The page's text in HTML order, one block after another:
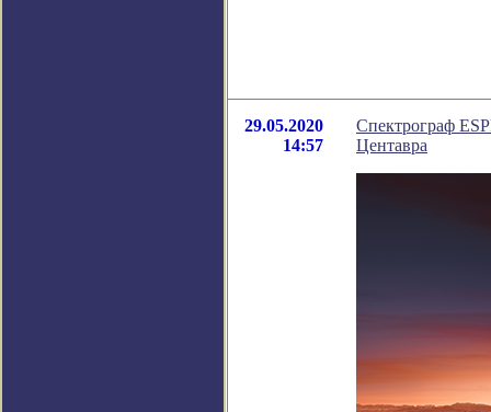
29.05.2020
14:57
Спектрограф
Центавра